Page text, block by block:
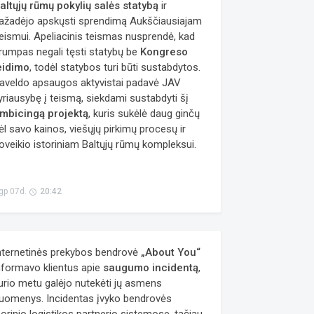
rūmų pokylių salės statybą ir
apskųsti sprendimą Aukščiausiajam
Apeliacinis teismas nusprendė, kad
negali tęsti statybų be Kongreso
, todėl statybos turi būti sustabdytos.
apsaugos aktyvistai padavė JAV
į teismą, siekdami sustabdyti šį
projektą, kuris sukėlė daug ginčų
savo kainos, viešųjų pirkimų procesų ir
istoriniam Baltųjų rūmų kompleksui.
07d. access_time 20:42
prekybos bendrovė „About You“
klientus apie saugumo incidentą,
metu galėjo nutekėti jų asmens
Incidentas įvyko bendrovės